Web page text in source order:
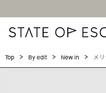
Top > By edit > New in > メ